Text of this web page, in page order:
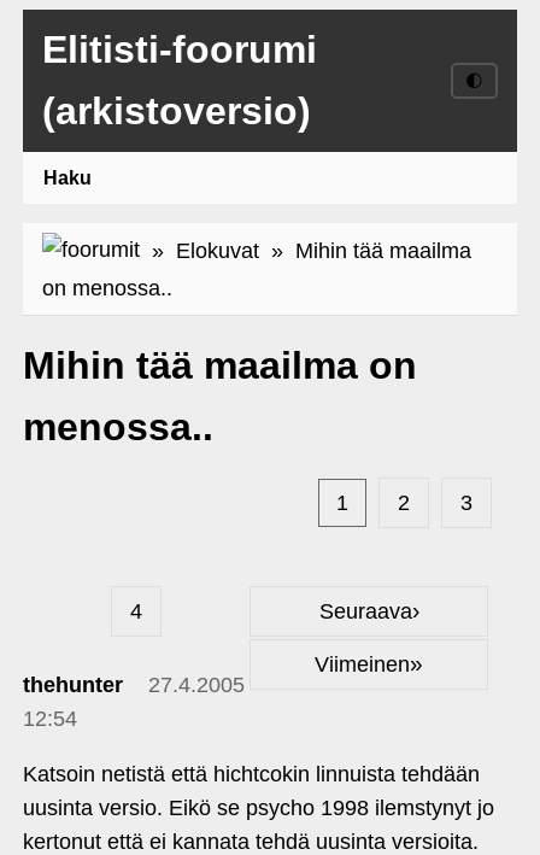
Elitisti-foorumi
(arkistoversio)
🌓
Haku
» Elokuvat» Mihin tää maailma
on menossa..
Mihin tää maailma on
menossa..
Seuraava›
Viimeinen»
1 2 3
4
thehunter
27.4.2005
12:54
Katsoin netistä että hichtcokin linnuista tehdään
uusinta versio. Eikö se psycho 1998 ilemstynyt jo
kertonut että ei kannata tehdä uusinta versioita.